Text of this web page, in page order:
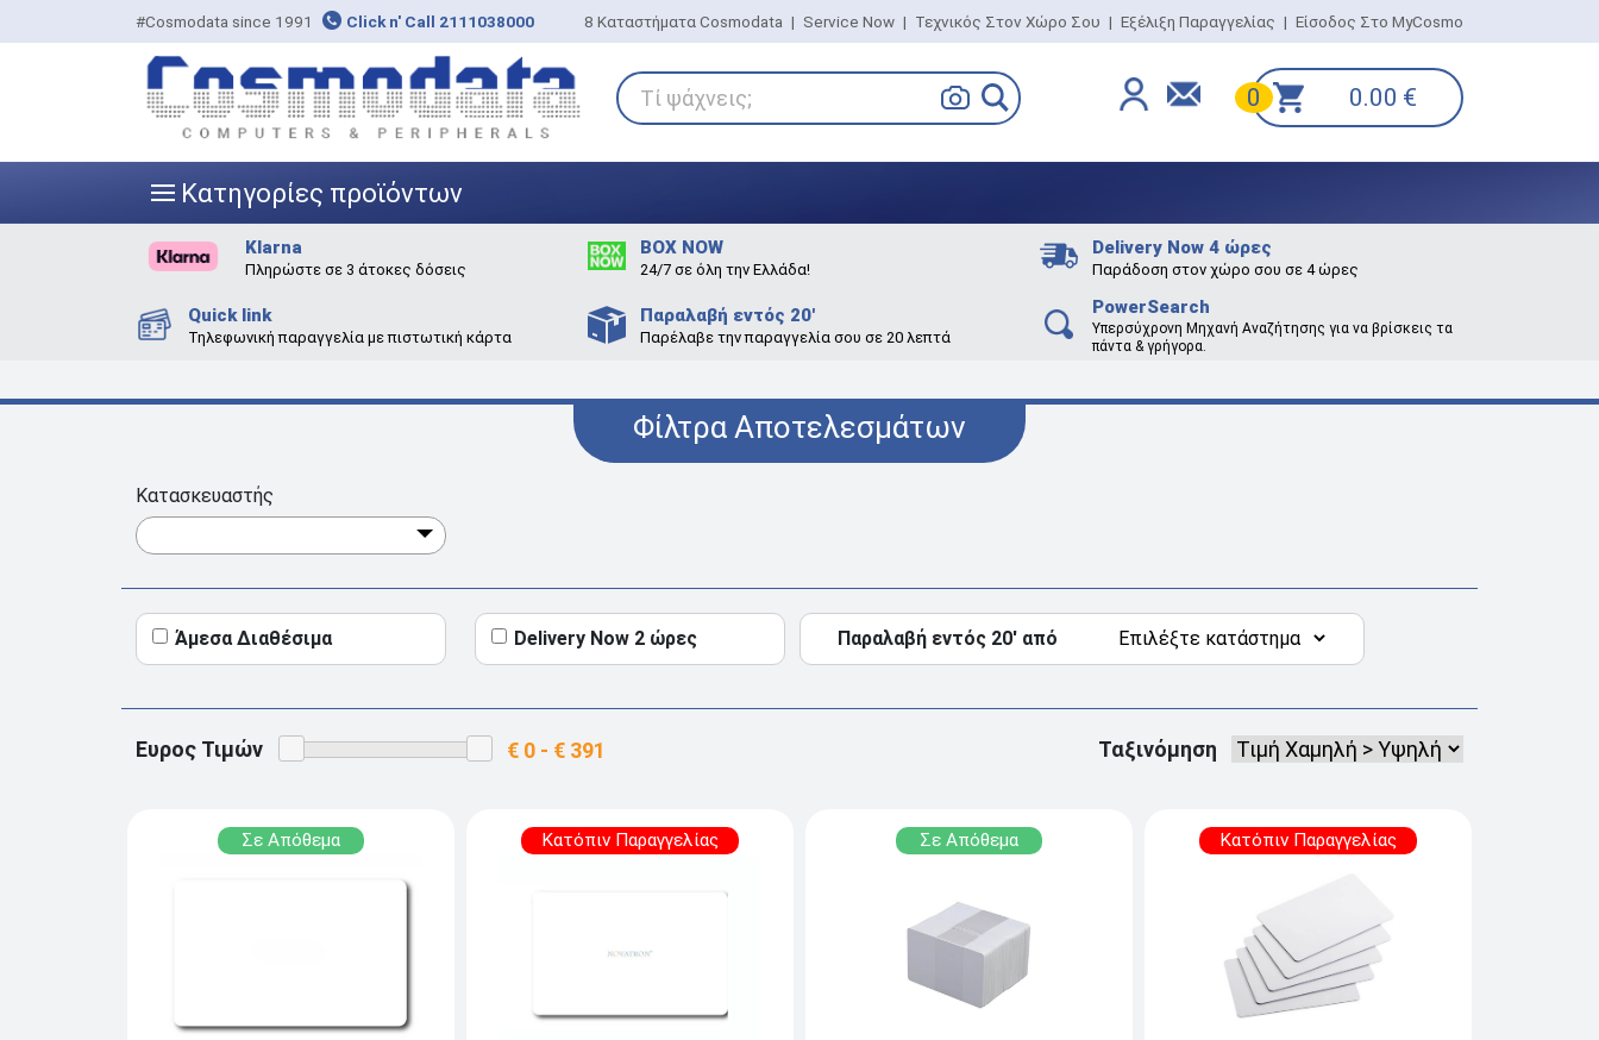
#Cosmodata since 1991 Click n' Call 2111038000 8 Καταστήματα Cosmodata | Service Now | Τεχνικός Στον Χώρο Σου | Εξέλιξη Παραγγελίας | Είσοδος Στο MyCosmo
Τί ψάχνεις; 0 0.00 €
||| Κατηγορίες προϊόντων
Klarna
Πληρώστε σε 3 άτοκες δόσεις
BOX NOW
24/7 σε όλη την Ελλάδα!
Delivery Now 4 ώρες
Παράδοση στον χώρο σου σε 4 ώρες
Quick link
Τηλεφωνική παραγγελία με πιστωτική κάρτα
Παραλαβή εντός 20'
Παρέλαβε την παραγγελία σου σε 20 λεπτά
PowerSearch
Υπερσύχρονη Μηχανή Αναζήτησης για να βρίσκεις τα
πάντα & γρήγορα.
Φίλτρα Αποτελεσμάτων
Κατασκευαστής
Άμεσα Διαθέσιμα Delivery Now 2 ώρες Παραλαβή εντός 20' από
Ευρος Τιμών Ταξινόμηση
Σε Απόθεμα Κατόπιν Παραγγελίας Σε Απόθεμα Κατόπιν Παραγγελίας